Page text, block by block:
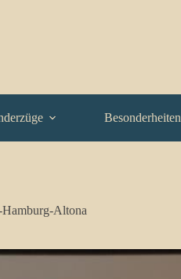
Besonderheiten
Altona